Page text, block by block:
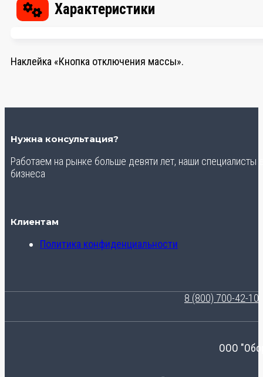
Характеристики
Наклейка «Кнопка отключения массы».
Нужна консультация?
Работаем на рынке больше девяти лет, наши
бизнеса
Клиентам
Политика конфиденциальности
8 (800) 700-42-10
ООО